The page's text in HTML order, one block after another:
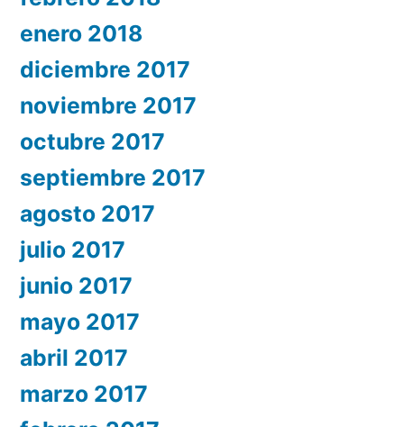
enero 2018
diciembre 2017
noviembre 2017
octubre 2017
septiembre 2017
agosto 2017
julio 2017
junio 2017
mayo 2017
abril 2017
marzo 2017